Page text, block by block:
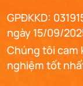
GPĐKKD:
ngày 15/09/
Chúng tôi cam
nghiệm tốt